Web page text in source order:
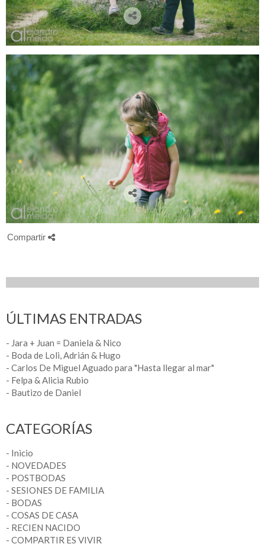
Compartir
ÚLTIMAS ENTRADAS
- Jara + Juan = Daniela & Nico
- Boda de Loli, Adrián & Hugo
- Carlos De Miguel Aguado para "Hasta llegar al mar"
- Felpa & Alicia Rubio
- Bautizo de Daniel
CATEGORÍAS
- Inicio
- NOVEDADES
- POSTBODAS
- SESIONES DE FAMILIA
- BODAS
- COSAS DE CASA
- RECIEN NACIDO
- COMPARTIR ES VIVIR